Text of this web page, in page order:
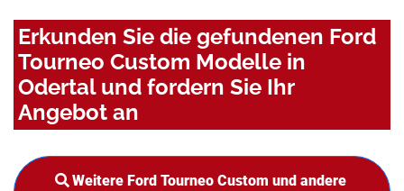
Erkunden Sie die gefundenen Ford
Tourneo Custom Modelle in
Odertal und fordern Sie Ihr
Angebot an
Weitere Ford Tourneo Custom und andere